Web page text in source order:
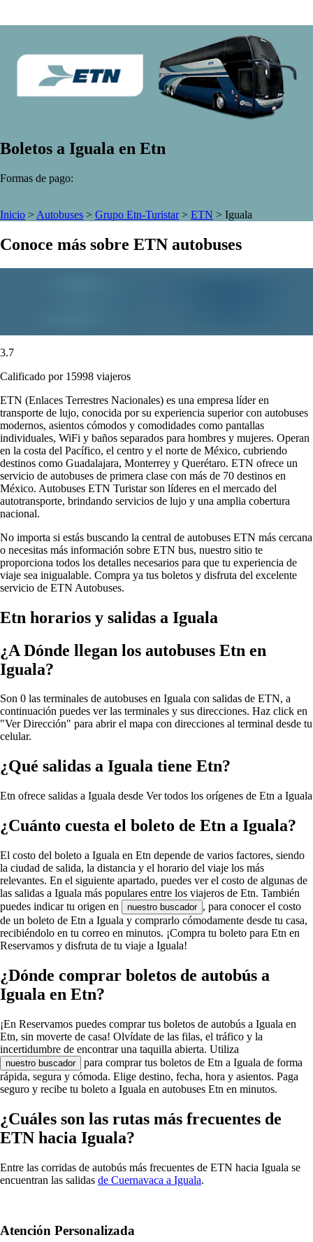
Boletos a Iguala en Etn
Formas de pago:
Inicio > Autobuses > Grupo Etn-Turistar> ETN > Iguala
Conoce más sobre ETN autobuses
3.7
Calificado por 15998 viajeros
ETN (Enlaces Terrestres Nacionales) es una empresa líder en
transporte de lujo, conocida por su experiencia superior con autobuses
modernos, asientos cómodos y comodidades como pantallas
individuales, WiFi y baños separados para hombres y mujeres. Operan
en la costa del Pacífico, el centro y el norte de México, cubriendo
destinos como Guadalajara, Monterrey y Querétaro. ETN ofrece un
servicio de autobuses de primera clase con más de 70 destinos en
México. Autobuses ETN Turistar son líderes en el mercado del
autotransporte, brindando servicios de lujo y una amplia cobertura
nacional.
No importa si estás buscando la central de autobuses ETN más cercana
o necesitas más información sobre ETN bus, nuestro sitio te
proporciona todos los detalles necesarios para que tu experiencia de
viaje sea inigualable. Compra ya tus boletos y disfruta del excelente
servicio de ETN Autobuses.
Etn horarios y salidas a Iguala
¿A Dónde llegan los autobuses Etn en
Iguala?
Son 0 las terminales de autobuses en Iguala con salidas de ETN, a
continuación puedes ver las terminales y sus direcciones. Haz click en
"Ver Dirección" para abrir el mapa con direcciones al terminal desde tu
celular.
¿Qué salidas a Iguala tiene Etn?
Etn ofrece salidas a Iguala desde Ver todos los orígenes de Etn a Iguala
¿Cuánto cuesta el boleto de Etn a Iguala?
El costo del boleto a Iguala en Etn depende de varios factores, siendo
la ciudad de salida, la distancia y el horario del viaje los más
relevantes. En el siguiente apartado, puedes ver el costo de algunas de
las salidas a Iguala más populares entre los viajeros de Etn. También
puedes indicar tu origen en
nuestro buscador , para conocer el costo
de un boleto de Etn a Iguala y comprarlo cómodamente desde tu casa,
recibiéndolo en tu correo en minutos. ¡Compra tu boleto para Etn en
Reservamos y disfruta de tu viaje a Iguala!
¿Dónde comprar boletos de autobús a
Iguala en Etn?
¡En Reservamos puedes comprar tus boletos de autobús a Iguala en
Etn, sin moverte de casa! Olvídate de las filas, el tráfico y la
incertidumbre de encontrar una taquilla abierta. Utiliza
nuestro buscador
para comprar tus boletos de Etn a Iguala de forma
rápida, segura y cómoda. Elige destino, fecha, hora y asientos. Paga
seguro y recibe tu boleto a Iguala en autobuses Etn en minutos.
¿Cuáles son las rutas más frecuentes de
ETN hacia Iguala?
Entre las corridas de autobús más frecuentes de ETN hacia Iguala se
encuentran las salidas de Cuernavaca a Iguala.
Atención Personalizada